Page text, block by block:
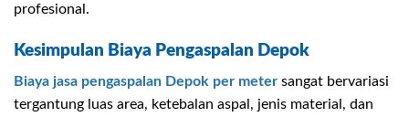
profesional.
Kesimpulan Biaya Pengaspalan Depok
Biaya jasa pengaspalan Depok per meter sangat bervariasi
tergantung luas area, ketebalan aspal, jenis material, dan